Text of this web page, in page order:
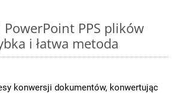
PPS plików
i łatwa metoda
konwersji dokumentów, konwertując